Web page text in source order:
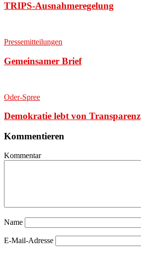
TRIPS-Ausnahmeregelung
Pressemitteilungen
Gemeinsamer Brief
Oder-Spree
Demokratie lebt von Transparenz
Kommentieren
Kommentar
Name
E-Mail-Adresse